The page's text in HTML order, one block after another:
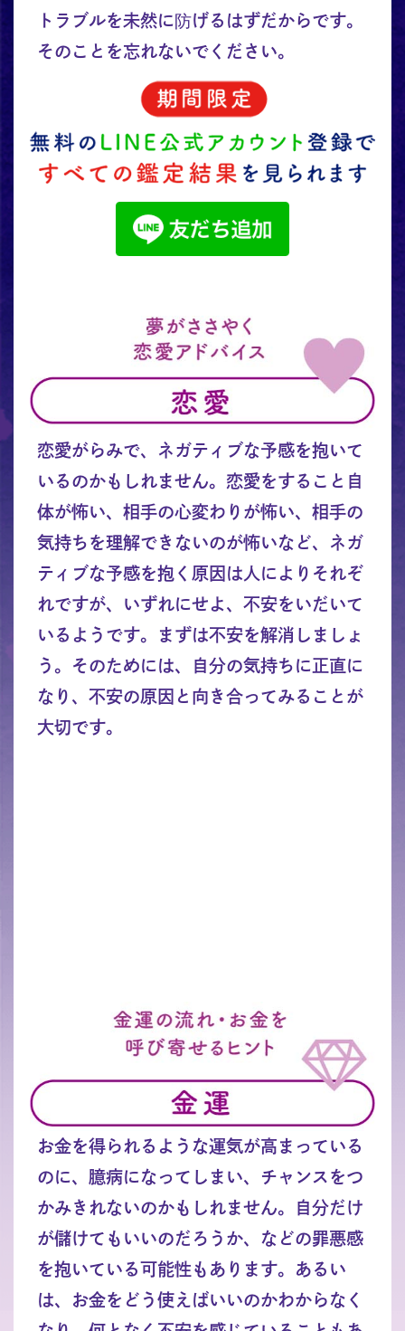
トラブルを未然に防げるはずだからです。
そのことを忘れないでください。
恋愛がらみで、ネガティブな予感を抱いて
いるのかもしれません。恋愛をすること自
体が怖い、相手の心変わりが怖い、相手の
気持ちを理解できないのが怖いなど、ネガ
ティブな予感を抱く原因は人によりそれぞ
れですが、いずれにせよ、不安をいだいて
いるようです。まずは不安を解消しましょ
う。そのためには、自分の気持ちに正直に
なり、不安の原因と向き合ってみることが
大切です。
お金を得られるような運気が高まっている
のに、臆病になってしまい、チャンスをつ
かみきれないのかもしれません。自分だけ
が儲けてもいいのだろうか、などの罪悪感
を抱いている可能性もあります。あるい
は、お金をどう使えばいいのかわからなく